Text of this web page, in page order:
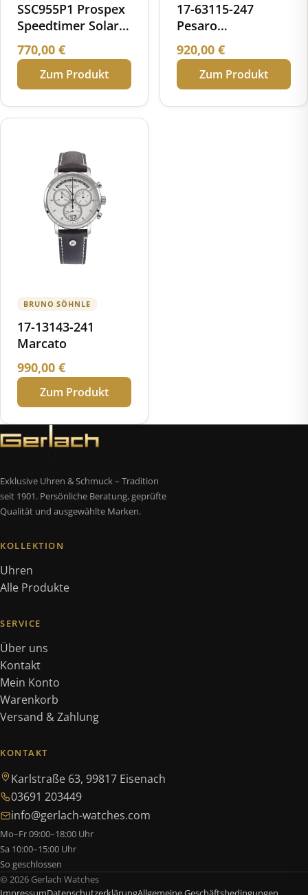
SSC955P1 Prospex
Speedtimer Solar
Chronograph
World Athletics
Championships
Tokyo 25 Limited
Edition
770,00 €
Zum Produkt
17-63115-247
Pesaro
Chronograph small
920,00 €
Zum Produkt
BRUNO SÖHNLE
17-13143-241
Marcato
990,00 €
Zum Produkt
Exklusive Uhren & Schmuck – Tradition
seit 1901. Persönliche Beratung, geprüfte
Qualität und ausgewählte Marken.
KOLLEKTION
Uhren
Alle Produkte
SERVICE
Über uns
Kontakt
Mein Konto
Warenkorb
Versand & Zahlung
KONTAKT
Karlstraße 63, 99817 Eisenach
03691 203449
info@gerlach-watches.com
Mo–Fr 09:00–18:00 Uhr
Sa 10:00–15:00 Uhr
So geschlossen
© 2026 Gerlach Watches